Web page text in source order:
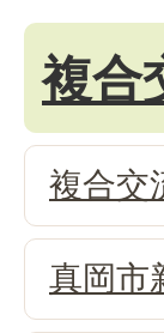
複合
複合交
真岡市